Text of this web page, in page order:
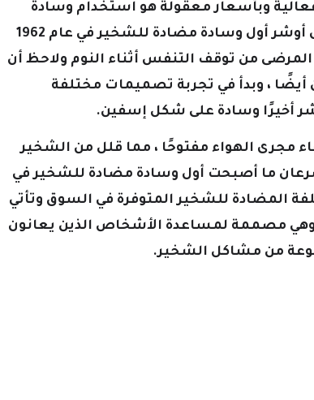
فعالية وبأسعار معقولة هو استخدام وسادة
واخترع الدكتور واين إل أوشر أول وسادة مضادة للشخير في عام 1962
من توقف التنفس أثناء النوم ولاحظ أن
، وبدأ في تجربة تصميمات مختلفة
أخيرًا وسادة على شكل إسفين.
مجرى الهواء مفتوحًا ، مما قلل من الشخير
ما أصبحت أول وسادة مضادة للشخير في
المضادة للشخير المتوفرة في السوق وتأتي
وهي مصممة لمساعدة الأشخاص الذين يعانون
من مشاكل الشخير.